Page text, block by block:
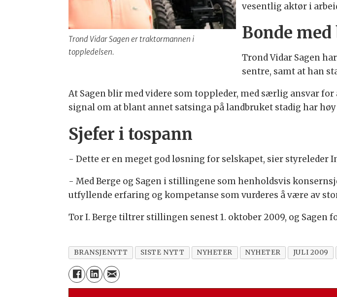
Trond Vidar Sagen er traktormannen i
toppledelsen.
vesentlig aktør i
Bonde
Trond Vidar Sagen
sentre, samt at han
At Sagen blir med videre som toppleder, med særlig ansvar
signal om at blant annet satsinga på landbruket stadig har
Sjefer i tospann
- Dette er en meget god løsning for selskapet, sier styreleder
- Med Berge og Sagen i stillingene som henholdsvis
utfyllende erfaring og kompetanse som vurderes å være av
Tor I. Berge tiltrer stillingen senest 1. oktober 2009, og
BRANSJENYTT SISTE NYTT NYHETER NYHETER JULI 2009